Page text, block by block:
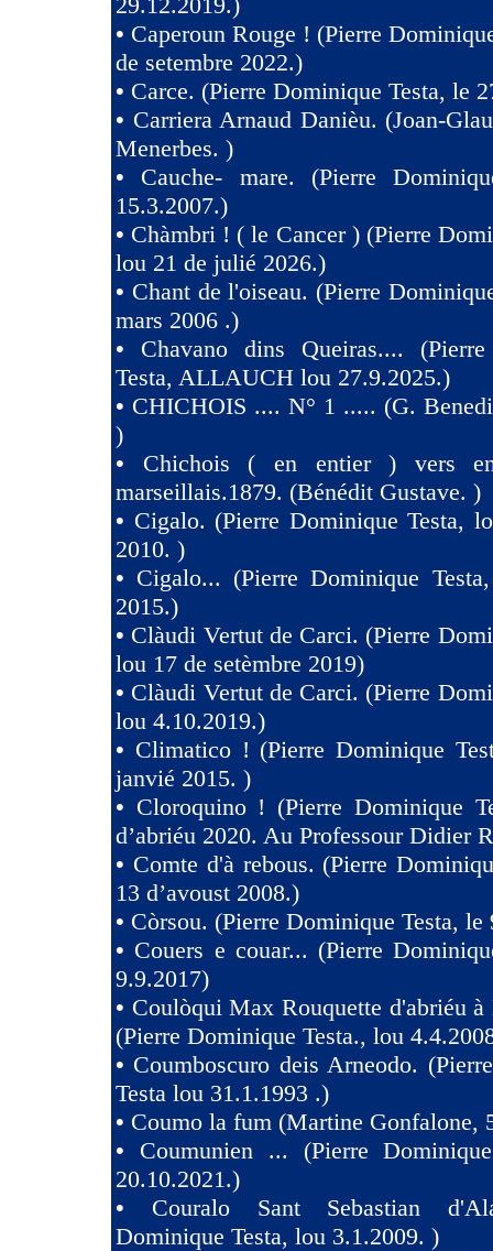
• Caperoun Rouge ! (Pierre
de setembre 2022.)
• Carce. (Pierre Dominique Testa, le
• Carriera Arnaud Danièu. (Joan-
Menerbes. )
• Cauche- mare. (Pierre
15.3.2007.)
• Chàmbri ! ( le Cancer ) (Pierre
lou 21 de julié 2026.)
• Chant de l'oiseau. (Pierre
mars 2006 .)
• Chavano dins Queiras....
Testa, ALLAUCH lou 27.9.2025.)
• CHICHOIS .... N° 1 ..... (G.
)
• Chichois ( en entier ) vers
marseillais.1879. (Bénédit Gustave. )
• Cigalo. (Pierre Dominique Testa,
2010. )
• Cigalo... (Pierre Dominique
2015.)
• Clàudi Vertut de Carci. (Pierre
lou 17 de setèmbre 2019)
• Clàudi Vertut de Carci. (Pierre
lou 4.10.2019.)
• Climatico ! (Pierre Dominique
janvié 2015. )
• Cloroquino ! (Pierre Dominique
d’abriéu 2020. Au Professour Didier
• Comte d'à rebous. (Pierre
13 d’avoust 2008.)
• Còrsou. (Pierre Dominique Testa, le
• Couers e couar... (Pierre
9.9.2017)
• Coulòqui Max Rouquette d'abriéu
(Pierre Dominique Testa., lou
• Coumboscuro deis Arneodo.
Testa lou 31.1.1993 .)
• Coumo la fum (Martine Gonfalone,
• Coumunien ... (Pierre
20.10.2021.)
• Couralo Sant Sebastian
Dominique Testa, lou 3.1.2009. )